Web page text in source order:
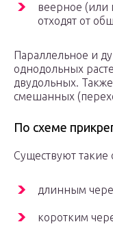
веерное (или
отходят от
Параллельное и
однодольных
двудольных.
смешанных
По схеме
Существуют такие
длинным
коротким